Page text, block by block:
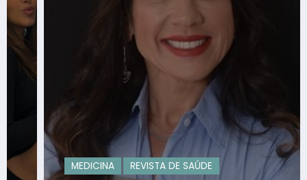
MEDICINA REVISTA DE SAÚDE